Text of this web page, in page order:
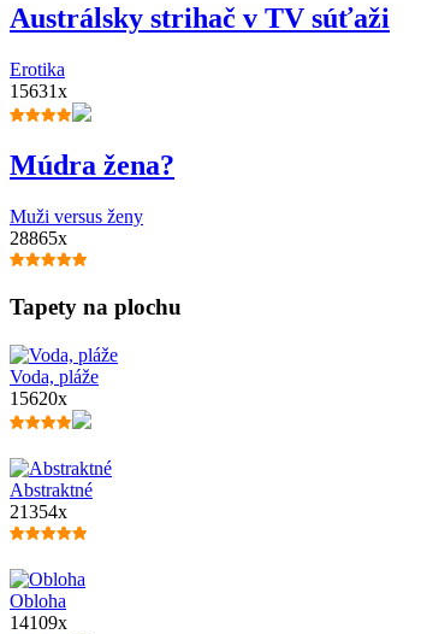
Austrálsky strihač v TV súťaži
Erotika
15631x
Múdra žena?
Muži versus ženy
28865x
Tapety na plochu
Voda, pláže
15620x
Abstraktné
21354x
Obloha
14109x